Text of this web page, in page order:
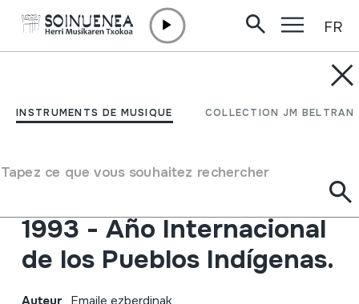
INSTRUMENTS DE MUSIQUE COLLECTION JM BELTRAN
Tapez ce que vous souhaitez rechercher
FR
Música de los Pueblos
Salvador - Guatemala -
1993 - Año Internacional
de los Pueblos Indígenas.
Auteur Emaile ezberdinak